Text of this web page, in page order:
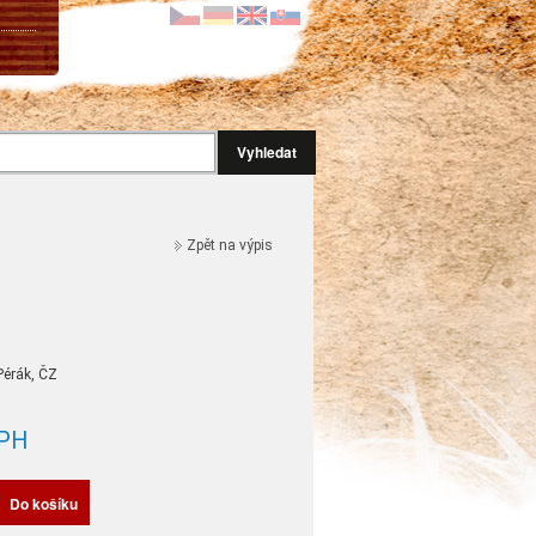
Vyhledat
Zpět na výpis
ČZ
Do košíku